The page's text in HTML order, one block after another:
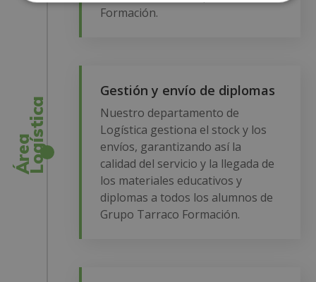
Formación.
Á
r
e
a
L
o
g
í
s
t
i
ca
Gestión y envío de diplomas
Nuestro departamento de
Logística gestiona el stock y los
envíos, garantizando así la
calidad del servicio y la llegada de
los materiales educativos y
diplomas a todos los alumnos de
Grupo Tarraco Formación.